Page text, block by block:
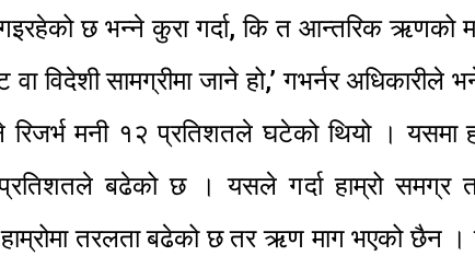
गइरहेको छ भन्ने कुरा गर्दा, कि त आन्तरिक ऋणको
विदेशी सामग्रीमा जाने हो,’ गभर्नर अधिकारीले
रिजर्भ मनी १२ प्रतिशतले घटेको थियो । यसमा
बढेको छ । यसले गर्दा हाम्रो समग्र
तरलता बढेको छ तर ऋण माग भएको छैन ।